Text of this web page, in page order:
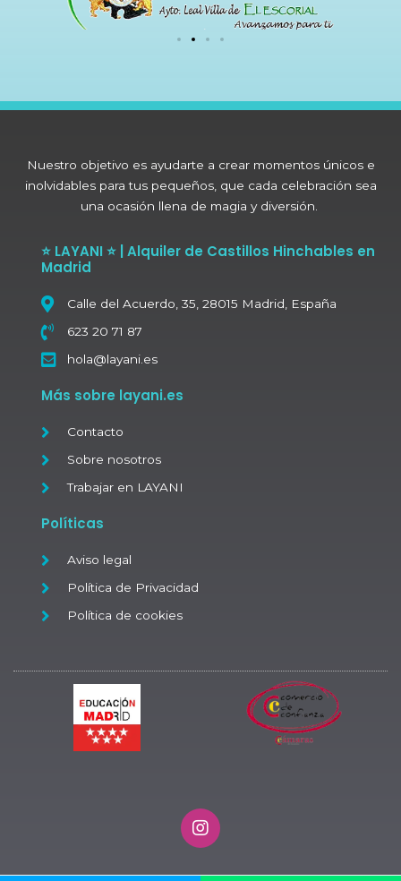
Nuestro objetivo es ayudarte a crear momentos únicos e
inolvidables para tus pequeños, que cada celebración sea
una ocasión llena de magia y diversión.
⭐ LAYANI ⭐ | Alquiler de Castillos Hinchables en
Madrid
Calle del Acuerdo, 35, 28015 Madrid, España
623 20 71 87
hola@layani.es
Más sobre layani.es
Contacto
Sobre nosotros
Trabajar en LAYANI
Políticas
Aviso legal
Política de Privacidad
Política de cookies